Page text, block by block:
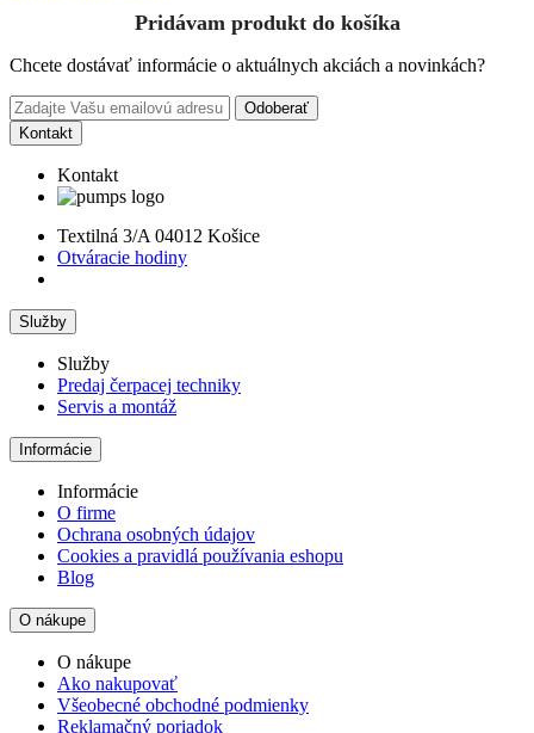
Pridávam produkt do košíka
Chcete dostávať informácie o aktuálnych akciách a novinkách?
Odoberať
Kontakt
Kontakt
Textilná 3/A 04012 Košice
Otváracie hodiny
Služby
Služby
Predaj čerpacej techniky
Servis a montáž
Informácie
Informácie
O firme
Ochrana osobných údajov
Cookies a pravidlá používania eshopu
Blog
O nákupe
O nákupe
Ako nakupovať
Všeobecné obchodné podmienky
Reklamačný poriadok